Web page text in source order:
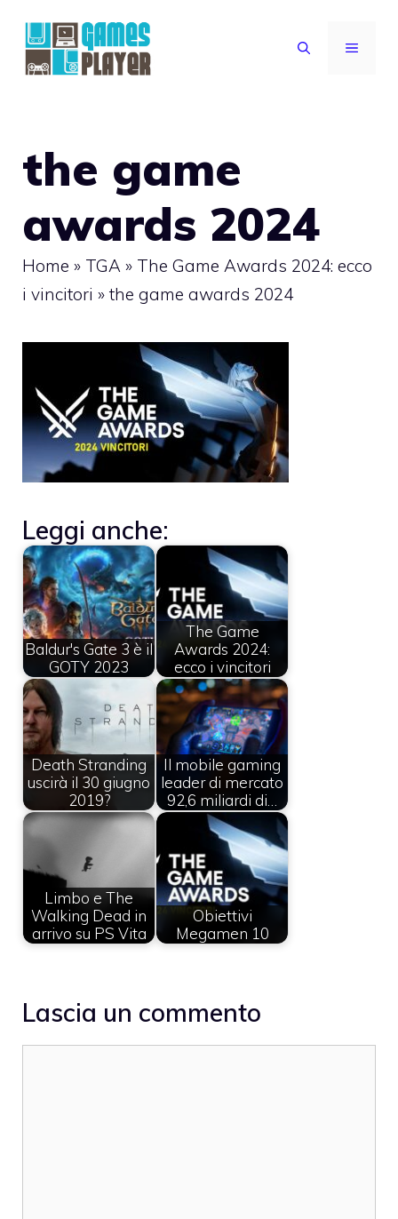
contenuto
MENU
the game
awards 2024
Home » TGA » The Game Awards 2024: ecco
i vincitori » the game awards 2024
Leggi anche:
Baldur's Gate 3 è il
GOTY 2023
The Game
Awards 2024:
ecco i vincitori
Death Stranding
uscirà il 30 giugno
2019?
Il mobile gaming
leader di mercato
92,6 miliardi di…
Limbo e The
Walking Dead in
arrivo su PS Vita
Obiettivi
Megamen 10
Lascia un commento